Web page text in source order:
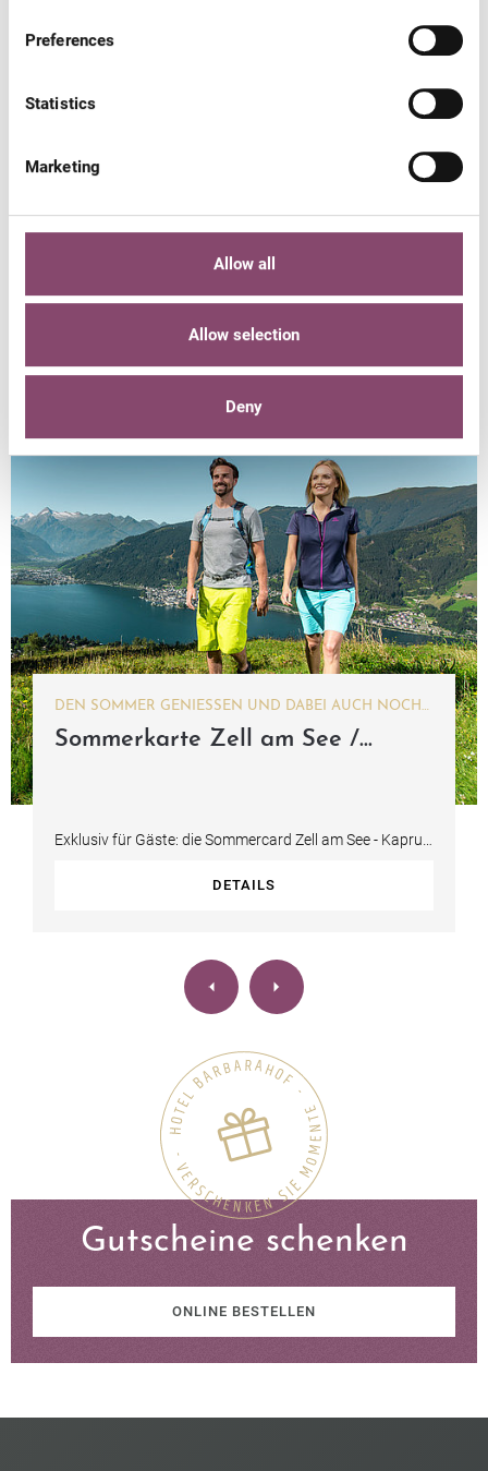
Preferences
Statistics
Marketing
Allow all
Allow selection
Deny
interessieren
DEN SOMMER GENIESSEN UND DABEI AUCH NOCH V
IEL SPAREN
Sommerkarte Zell am See /
Exklusiv für Gäste: die Sommercard Zell am See - Kaprun
DETAILS
Gutscheine schenken
ONLINE BESTELLEN